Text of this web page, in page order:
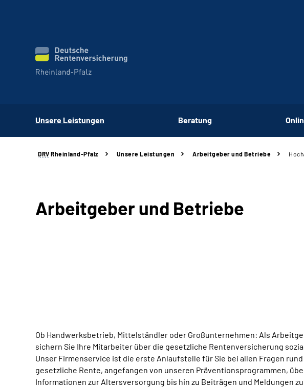
Unsere Leistungen Beratung
DRV Rheinland-Pfalz Unsere Leistungen Arbeitgeber und Betriebe
Arbeitgeber und Betriebe
Ob Handwerksbetrieb, Mittelständler oder Großunternehmen: Als
sichern Sie Ihre Mitarbeiter über die gesetzliche Rentenversicherung sozial
Unser Firmenservice ist die erste Anlaufstelle für Sie bei allen Fragen rund
gesetzliche Rente, angefangen von unseren Präventionsprogrammen,
Informationen zur Altersversorgung bis hin zu Beiträgen und Meldungen